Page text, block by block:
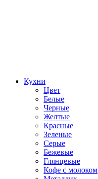
Кухни
Цвет
Белые
Черные
Желтые
Красные
Зеленые
Серые
Бежевые
Глянцевые
Кофе с молоком